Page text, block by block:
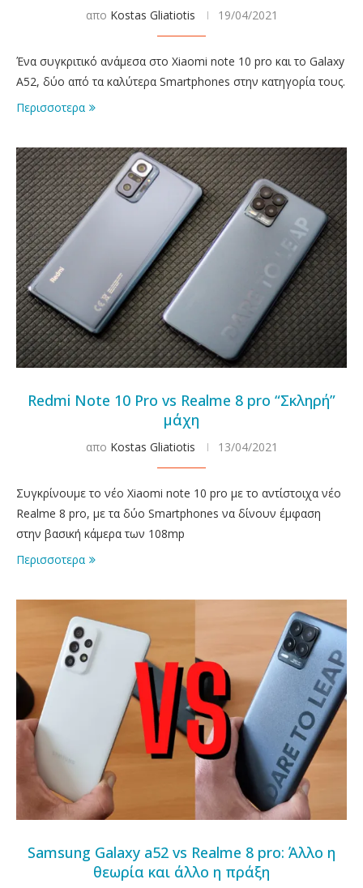
απο Kostas Gliatiotis 19/04/2021
Ένα συγκριτικό ανάμεσα στο Xiaomi note 10 pro και το Galaxy
A52, δύο από τα καλύτερα Smartphones στην κατηγορία τους.
Περισσοτερα
Redmi Note 10 Pro vs Realme 8 pro “Σκληρή”
μάχη
απο Kostas Gliatiotis 13/04/2021
Συγκρίνουμε το νέο Xiaomi note 10 pro με το αντίστοιχα νέο
Realme 8 pro, με τα δύο Smartphones να δίνουν έμφαση
στην βασική κάμερα των 108mp
Περισσοτερα
Samsung Galaxy a52 vs Realme 8 pro: Άλλο η
θεωρία και άλλο η πράξη